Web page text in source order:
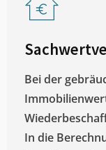
Bei der
In die